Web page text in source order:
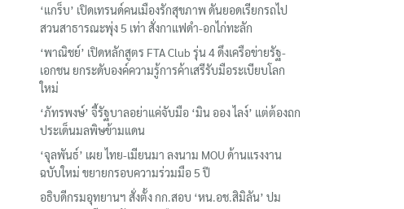
‘แกร็บ’ เปิดเทรนด์คนเมืองรักสุขภาพ ดันยอดเรียกรถไป
สวนสาธารณะพุ่ง 5 เท่า สั่งกาแฟดำ-อกไก่ทะลัก
‘พาณิชย์’ เปิดหลักสูตร FTA Club รุ่น 4 ดึงเครือข่ายรัฐ-
เอกชน ยกระดับองค์ความรู้การค้าเสรีรับมือระเบียบโลก
ใหม่
‘ภัทรพงษ์’ จี้รัฐบาลอย่าแค่จับมือ ‘มิน ออง ไลง์’ แต่ต้องถก
ประเด็นมลพิษข้ามแดน
‘จุลพันธ์’ เผย ไทย-เมียนมา ลงนาม MOU ด้านแรงงาน
ฉบับใหม่ ขยายกรอบความร่วมมือ 5 ปี
อธิบดีกรมอุทยานฯ​ สั่งตั้ง กก.สอบ ‘หน.อช.สิมิลัน’ ปม